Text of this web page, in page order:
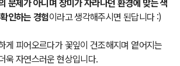
문제가 아니며 장미가 자라나던 환경에 맞는 색
인하는 경험이라고 생각해주시면 된답니다 :)
게 피어오르다가 꽃잎이 건조해지며 옅어지는
욱 자연스러운 현상입니다.